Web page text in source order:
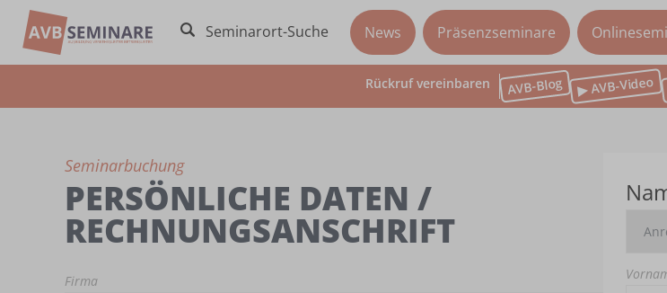
Seminarort-Suche News Präsenzseminare
Rückruf vereinbaren AVB-Blog ▶ AVB-Video
Seminarbuchung
PERSÖNLICHE DATEN /
RECHNUNGSANSCHRIFT
Firma